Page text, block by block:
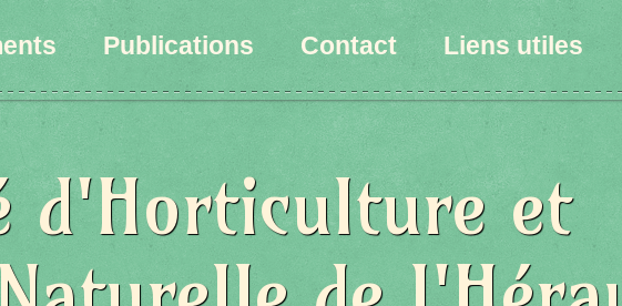
Publications Contact Liens utiles
d'Horticulture et